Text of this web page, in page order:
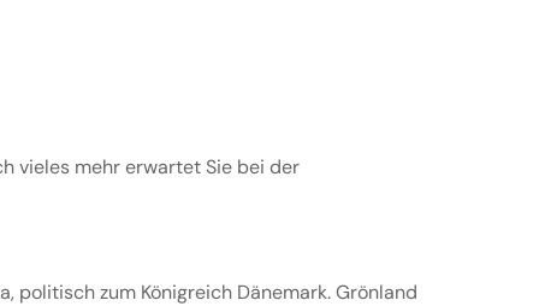
vieles mehr erwartet Sie bei der
politisch zum Königreich Dänemark. Grönland